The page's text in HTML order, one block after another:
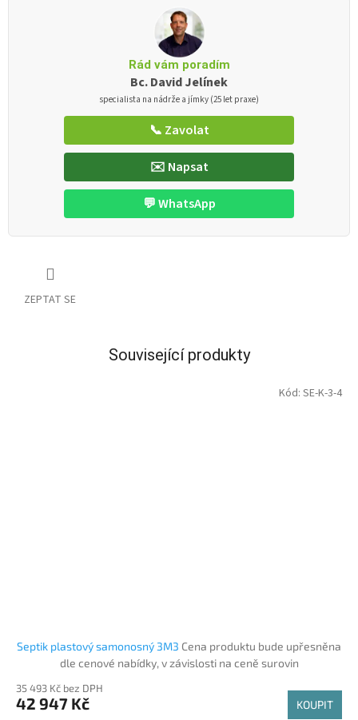
Rád vám poradím
Bc. David Jelínek
specialista na nádrže a jímky (25 let praxe)
📞 Zavolat
✉️ Napsat
💬 WhatsApp
ZEPTAT SE
Související produkty
Septik plastový samonosný 3M3 Cena produktu bude upřesněna
dle cenové nabídky, v závislosti na ceně surovin
35 493 Kč bez DPH
42 947 Kč KOUPIT
Kód: SE-K-3-4